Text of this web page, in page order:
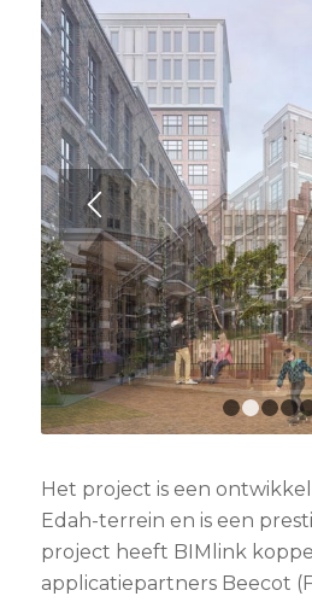
Het project is een
Edah-terrein en is een
project heeft BIMlink
applicatiepartners Beecot